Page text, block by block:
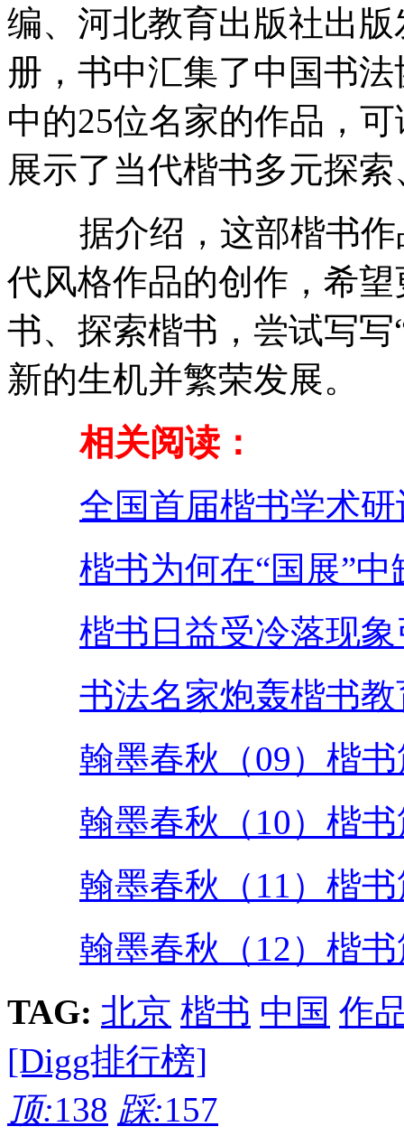
编、河北教育出版社出
册，书中汇集了中国书
中的25位名家的作品，
展示了当代楷书多元探
据介绍，这部楷书作
代风格作品的创作，希
书、探索楷书，尝试写
新的生机并繁荣发展。
相关阅读：
全国首届楷书学术
楷书为何在“国展”中
楷书日益受冷落现
书法名家炮轰楷书
翰墨春秋（09）楷
翰墨春秋（10）楷
翰墨春秋（11）楷
翰墨春秋（12）楷
TAG: 北京 楷书 中国 作
[Digg排行榜]
顶:138 踩:157